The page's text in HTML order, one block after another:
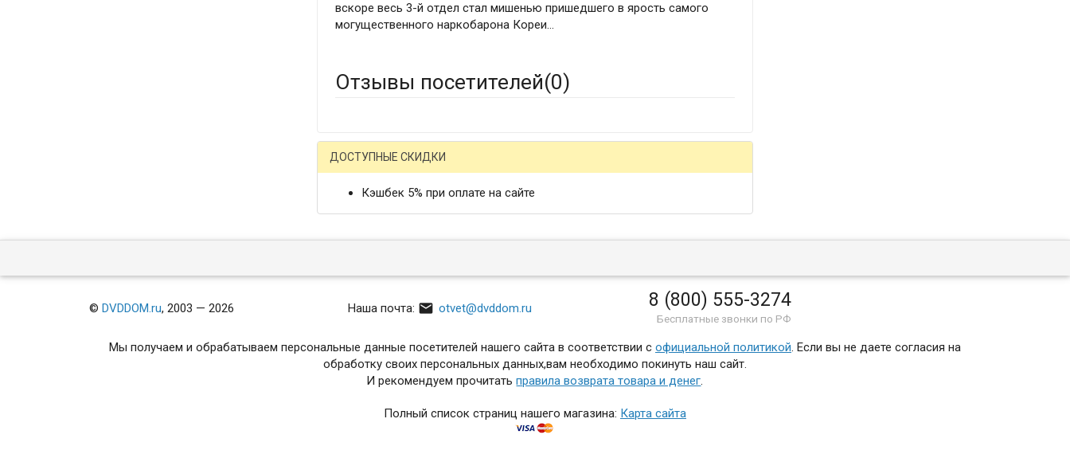
вскоре весь 3-й отдел стал мишенью пришедшего в ярость самого
могущественного наркобарона Кореи...
Отзывы посетителей(0)
ДОСТУПНЫЕ СКИДКИ
Кэшбек 5% при оплате на сайте
©DVDDOM.ru, 2003 — 2026 Наша почта:  otvet@dvddom.ru 8 (800) 555-3274
Бесплатные звонки по РФ
Мы получаем и обрабатываем персональные данные посетителей нашего сайта в соответствии с официальной политикой. Если вы не даете согласия на
обработку своих персональных данных,вам необходимо покинуть наш сайт.
И рекомендуем прочитатьправила возврата товара и денег.
Полный список страниц нашего магазина: Карта сайта